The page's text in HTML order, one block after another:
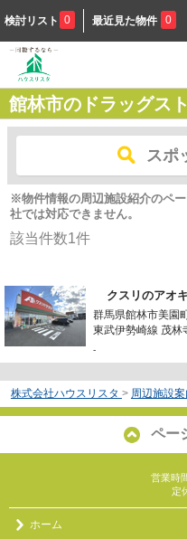
検討リスト 0 最近見た物件 0
館林市のドラッグス
スポ
※物件情報の周辺施設紹介のペ
社では対応できません。
該当件数1件
クスリのアオ
群馬県館林市美園
東武伊勢崎線 茂林
-
株式会社ハウスリスタ > 周辺施設案
ペー
営業時
定
ホーム